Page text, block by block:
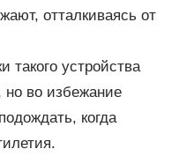
отталкиваясь от
такого устройства
но во избежание
когда